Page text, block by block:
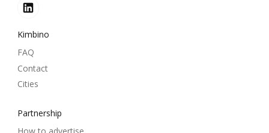
Kimbino
FAQ
Contact
Cities
Partnership
How to advertise